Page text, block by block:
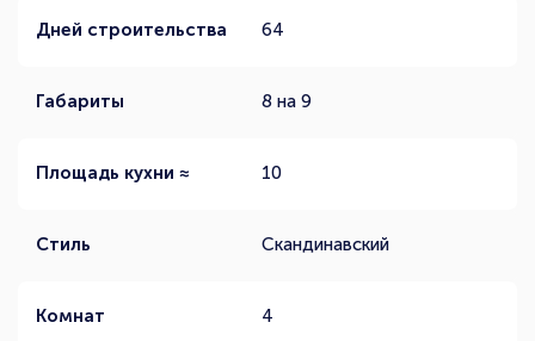
Дней строительства 64
Габариты 8 на 9
Площадь кухни ≈ 10
Стиль Скандинавский
Комнат 4